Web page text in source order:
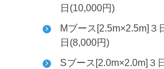
日(10,000円)
Mブース[2.5m×2.5m]３
日(8,000円)
Sブース[2.0m×2.0m]３